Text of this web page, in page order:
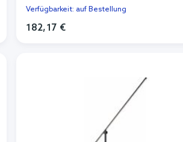
Verfügbarkeit: auf Bestellung
182,17 €